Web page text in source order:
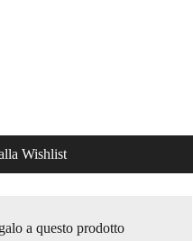
Wishlist
a questo prodotto